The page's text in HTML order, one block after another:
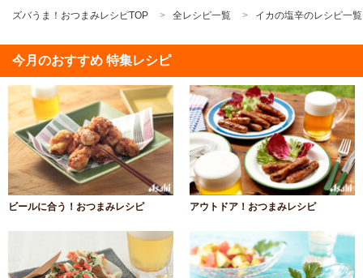
ズバうま！おつまみレシピTOP 全レシピ一覧 イカの塩辛のレシピ一覧
今月のおすすめ 特集レシピ
ビールに合う！おつまみレシピ アウトドア！おつまみレシピ